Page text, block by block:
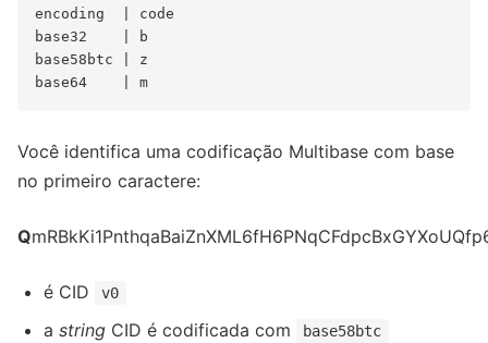
encoding  | code
base32    | b
base58btc | z
Você identifica uma codificação Multibase com base
no primeiro caractere:
Q
é CID v0
a string CID é codificada com base58btc